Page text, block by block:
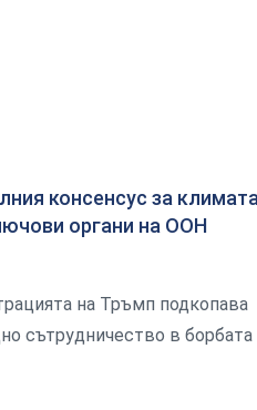
консенсус за
органи на ООН
на Тръмп подкопава
сътрудничество в борбата